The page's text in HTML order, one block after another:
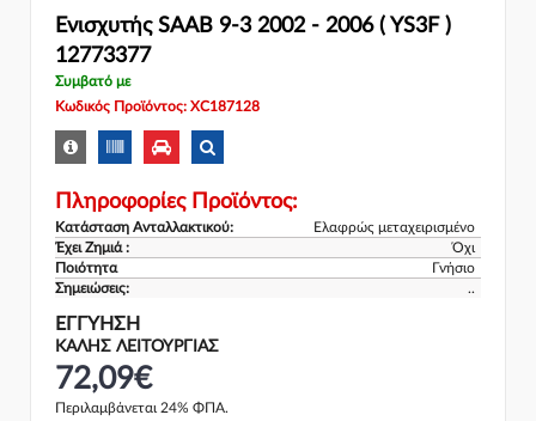
Ενισχυτής SAAB 9-3 2002 - 2006 ( YS3F )
12773377
Συμβατό με
Κωδικός Προϊόντος: XC187128
Πληροφορίες Προϊόντος:
Κατάσταση Ανταλλακτικού:
Ελαφρώς μεταχειρισμένο
Έχει Ζημιά :
Όχι
Ποιότητα
Γνήσιο
Σημειώσεις:
..
ΕΓΓΎΗΣΗ
ΚΑΛΗΣ ΛΕΙΤΟΥΡΓΙΑΣ
72,09€
Περιλαμβάνεται 24% ΦΠΑ.